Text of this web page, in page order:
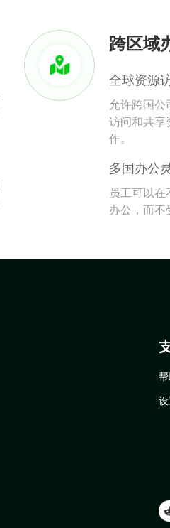
跨区域
全球资源
允许跨国
访问和共享
作。
多国办公
员工可以
办公，而不